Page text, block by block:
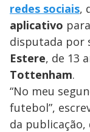
redes sociais,
aplicativo
disputada por
Estere, de 13
Tottenham.
“No meu
futebol”,
da